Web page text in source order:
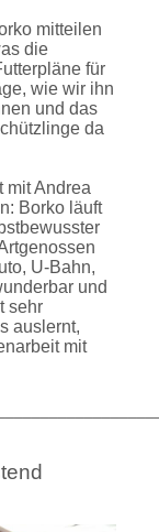
mitteilen
die
für
wie wir ihn
und das
da
mit Andrea
Borko läuft
U-Bahn,
und
sehr
auslernt,
mit